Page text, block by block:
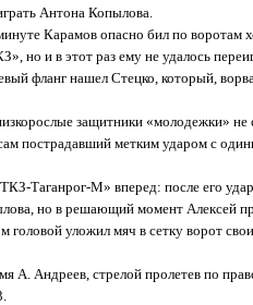
Антона Копылова.
Карамов опасно бил по воротам
и в этот раз ему не удалось
фланг нашел Стецко, который,
защитники «молодежки» не
пострадавший метким ударом с
Таганрог-М» вперед: после его
но в решающий момент Алексей
головой уложил мяч в сетку ворот
А. Андреев, стрелой пролетев по